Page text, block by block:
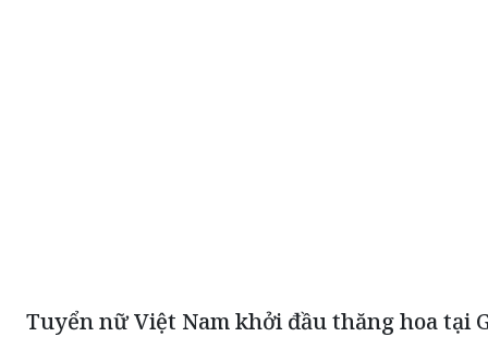
Tuyển nữ Việt Nam khởi đầu thăng hoa tại